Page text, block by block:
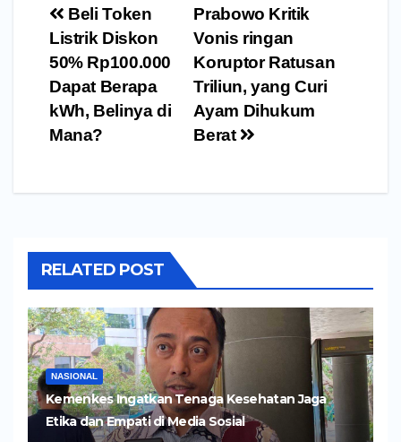
Navigasi
pos
Prabowo Kritik
Vonis ringan
Koruptor Ratusan
Triliun, yang Curi
Ayam Dihukum
Berat
Beli Token
Listrik Diskon
50% Rp100.000
Dapat Berapa
kWh, Belinya di
Mana?
RELATED POST
NASIONAL
Kemenkes Ingatkan Tenaga Kesehatan Jaga
Etika dan Empati di Media Sosial